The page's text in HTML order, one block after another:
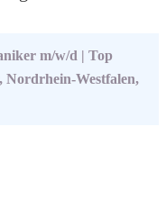
m/w/d | Top
Nordrhein-Westfalen,